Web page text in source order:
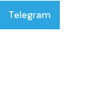
Telegram